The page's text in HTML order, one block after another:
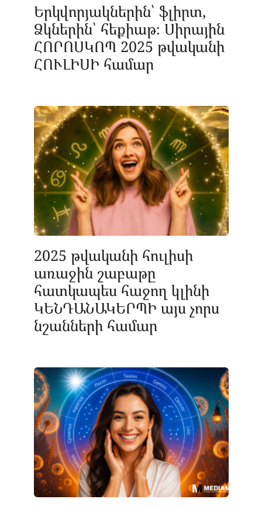
Երկվորյակներին՝ ֆլիրտ,
Ձկներին՝ հեքիաթ։ Սիրային
ՀՈՐՈՍԿՈՊ 2025 թվականի
ՀՈՒԼԻՍԻ համար
2025 թվականի հուլիսի
առաջին շաբաթը
հատկապես հաջող կլինի
ԿԵՆԴԱՆԱԿԵՐՊԻ այս չորս
նշանների համար